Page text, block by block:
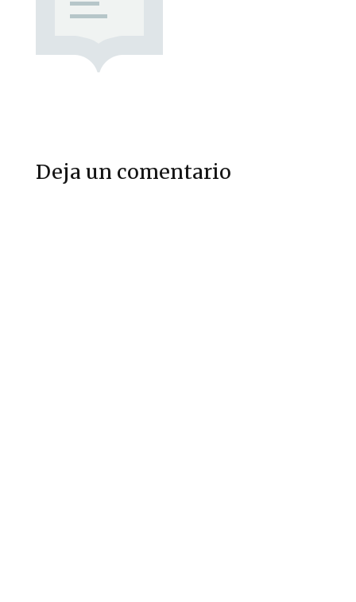
Deja un comentario